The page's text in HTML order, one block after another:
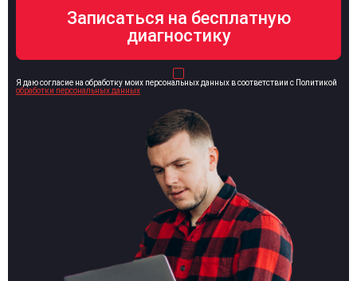
Я даю согласие на обработку моих персональных данных в соответствии с Политикой
обработки персональных данных